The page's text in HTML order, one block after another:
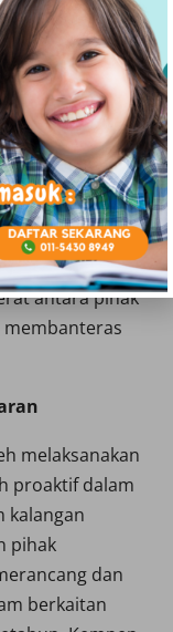
rendah
sekadar
termasuk
Bagi
kaunseling
yang
di peringkat
antara pihak
membanteras
melaksanakan
proaktif dalam
kalangan
pihak
dan
berkaitan